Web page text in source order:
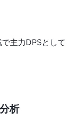
主力DPSとして
分析